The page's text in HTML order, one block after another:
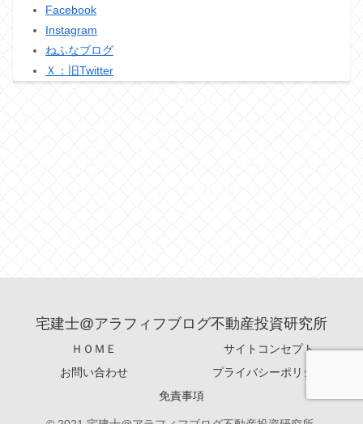
Facebook
Instagram
ねふなブログ
Ｘ：旧Twitter
宅建士@アラフィフブログ不動産投資研究所
ＨＯＭＥ
サイトコンセプト
お問い合わせ
プライバシーポリシー
免責事項